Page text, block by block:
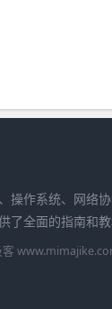
操作系统、网络
了全面的指南和教